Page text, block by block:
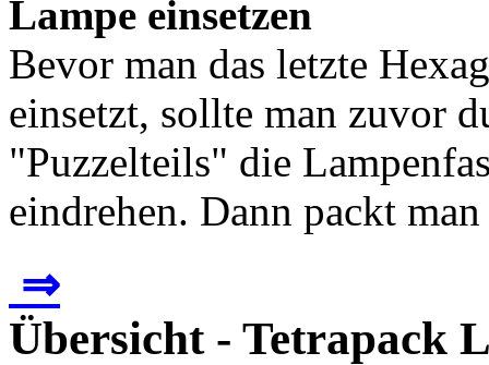
Lampe einsetzen
Bevor man das letzte
einsetzt, sollte man zuvor
"Puzzelteils" die
eindrehen. Dann packt
⇒
Übersicht - Tetrapack